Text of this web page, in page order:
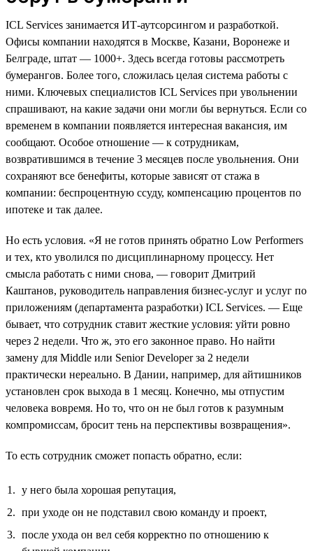
ICL Services занимается ИТ-аутсорсингом и разработкой.
Офисы компании находятся в Москве, Казани, Воронеже и
Белграде, штат — 1000+. Здесь всегда готовы рассмотреть
бумерангов. Более того, сложилась целая система работы с
ними. Ключевых специалистов ICL Services при увольнении
спрашивают, на какие задачи они могли бы вернуться. Если со
временем в компании появляется интересная вакансия, им
сообщают. Особое отношение — к сотрудникам,
возвратившимся в течение 3 месяцев после увольнения. Они
сохраняют все бенефиты, которые зависят от стажа в
компании: беспроцентную ссуду, компенсацию процентов по
ипотеке и так далее.
Но есть условия. «Я не готов принять обратно Low Performers
и тех, кто уволился по дисциплинарному процессу. Нет
смысла работать с ними снова, — говорит Дмитрий
Каштанов, руководитель направления бизнес-услуг и услуг по
приложениям (департамента разработки) ICL Services. — Еще
бывает, что сотрудник ставит жесткие условия: уйти ровно
через 2 недели. Что ж, это его законное право. Но найти
замену для Middle или Senior Developer за 2 недели
практически нереально. В Дании, например, для айтишников
установлен срок выхода в 1 месяц. Конечно, мы отпустим
человека вовремя. Но то, что он не был готов к разумным
компромиссам, бросит тень на перспективы возвращения».
То есть сотрудник сможет попасть обратно, если:
у него была хорошая репутация,
при уходе он не подставил свою команду и проект,
после ухода он вел себя корректно по отношению к